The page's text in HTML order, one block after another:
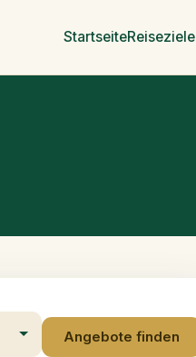
StartseiteReiseziele
Angebote finden